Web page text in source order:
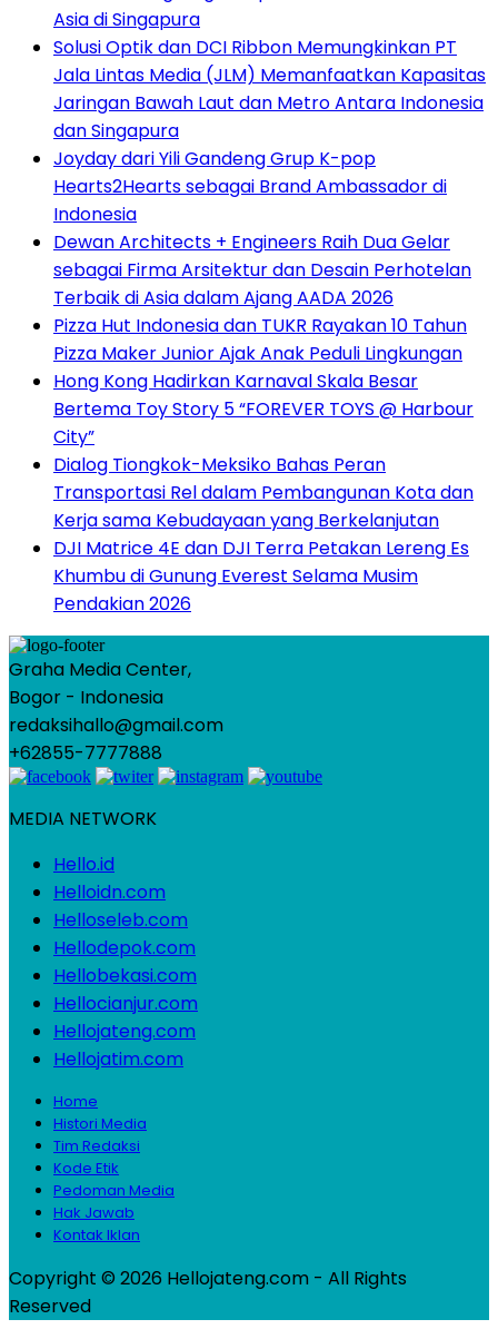
Asia di Singapura
Solusi Optik dan DCI Ribbon Memungkinkan PT
Jala Lintas Media (JLM) Memanfaatkan Kapasitas
Jaringan Bawah Laut dan Metro Antara Indonesia
dan Singapura
Joyday dari Yili Gandeng Grup K-pop
Hearts2Hearts sebagai Brand Ambassador di
Indonesia
Dewan Architects + Engineers Raih Dua Gelar
sebagai Firma Arsitektur dan Desain Perhotelan
Terbaik di Asia dalam Ajang AADA 2026
Pizza Hut Indonesia dan TUKR Rayakan 10 Tahun
Pizza Maker Junior Ajak Anak Peduli Lingkungan
Hong Kong Hadirkan Karnaval Skala Besar
Bertema Toy Story 5 “FOREVER TOYS @ Harbour
City”
Dialog Tiongkok-Meksiko Bahas Peran
Transportasi Rel dalam Pembangunan Kota dan
Kerja sama Kebudayaan yang Berkelanjutan
DJI Matrice 4E dan DJI Terra Petakan Lereng Es
Khumbu di Gunung Everest Selama Musim
Pendakian 2026
Graha Media Center,
Bogor - Indonesia
redaksihallo@gmail.com
+62855-7777888
MEDIA NETWORK
Hello.id
Helloidn.com
Helloseleb.com
Hellodepok.com
Hellobekasi.com
Hellocianjur.com
Hellojateng.com
Hellojatim.com
Home
Histori Media
Tim Redaksi
Kode Etik
Pedoman Media
Hak Jawab
Kontak Iklan
Copyright © 2026 Hellojateng.com - All Rights
Reserved